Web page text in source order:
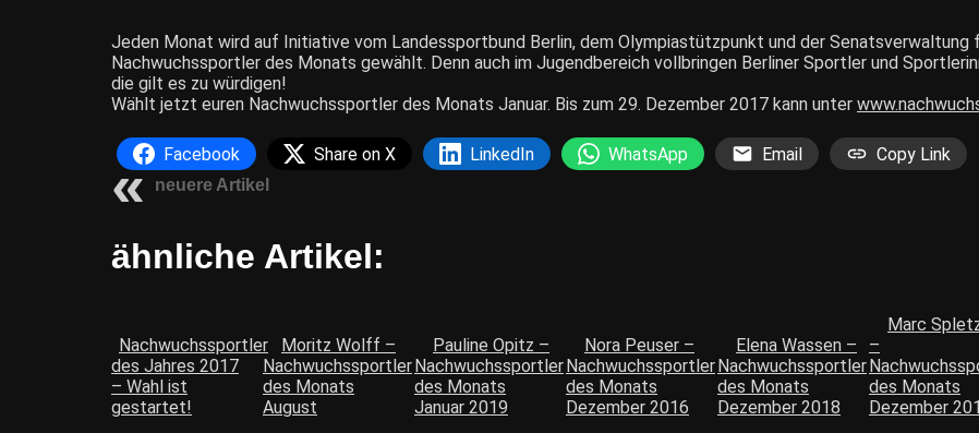
Jeden Monat wird auf Initiative vom Landessportbund Berlin, dem Olympiastützpunkt und der Senatsverwaltung
Nachwuchssportler des Monats gewählt. Denn auch im Jugendbereich vollbringen Berliner Sportler und
die gilt es zu würdigen!
Wählt jetzt euren Nachwuchssportler des Monats Januar. Bis zum 29. Dezember 2017 kann unter
Facebook Share on X LinkedIn WhatsApp Email Copy Link
neuere Artikel
ähnliche Artikel:
Nachwuchssportler
des Jahres 2017
– Wahl ist
gestartet!
Moritz Wolff –
Nachwuchssportler
des Monats
August
Pauline Opitz –
Nachwuchssportler
des Monats
Januar 2019
Nora Peuser –
Nachwuchssportler
des Monats
Dezember 2016
Elena Wassen –
Nachwuchssportler
des Monats
Dezember 2018
Marc
–
des Monats
Dezember